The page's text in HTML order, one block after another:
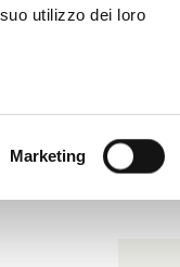
utilizzo dei loro
Marketing